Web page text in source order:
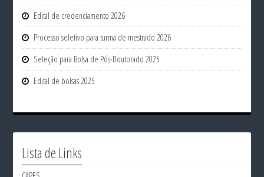
Edital de credenciamento 2026
Processo seletivo para turma de mestrado 2026
Seleção para Bolsa de Pós-Doutorado 2025
Edital de bolsas 2025
Lista de Links